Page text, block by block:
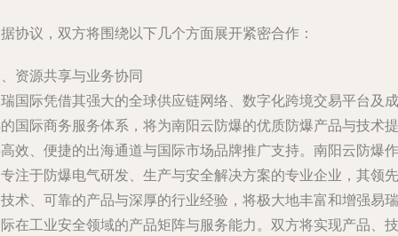
协议，双方将围绕以下几个方面展开紧密合作：
资源共享与业务协同
国际凭借其强大的全球供应链网络、数字化跨境交易平台及成
国际商务服务体系，将为南阳云防爆的优质防爆产品与技术提
效、便捷的出海通道与国际市场品牌推广支持。南阳云防爆作
注于防爆电气研发、生产与安全解决方案的专业企业，其领先
术、可靠的产品与深厚的行业经验，将极大地丰富和增强易瑞
在工业安全领域的产品矩阵与服务能力。双方将实现产品、技